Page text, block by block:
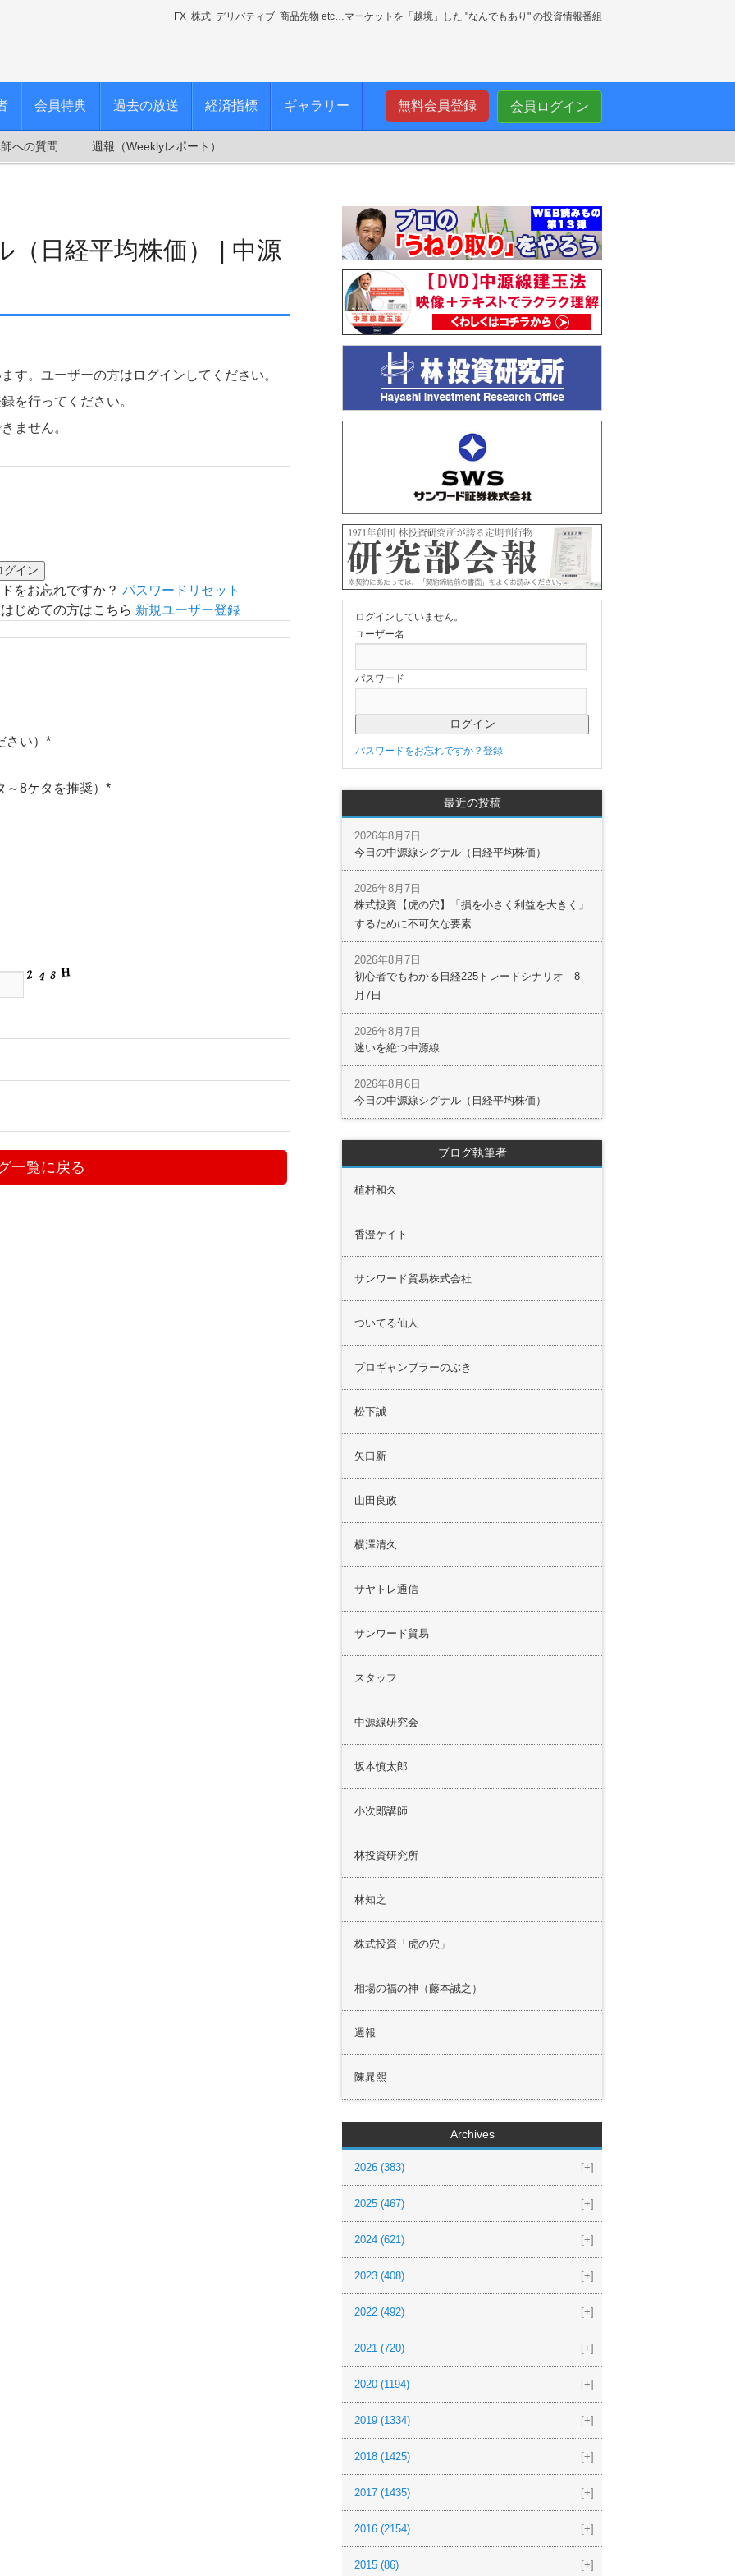
FX･株式･デリバティブ･商品先物 etc…マーケットを「越境」した "なんでもあり" の投資情報番組
会員ログイン
無料会員登録
会員特典 過去の放送 経済指標 ギャラリー
への質問 週報（Weeklyレポート）
（日経平均株価） | 中源
す。ユーザーの方はログインしてください。
を行ってください。
ません。
をお忘れですか？ パスワードリセット
はじめての方はこちら 新規ユーザー登録
い） *
8ケタを推奨） *
一覧に戻る
ログインしていません。
ユーザー名
パスワード
パスワードをお忘れですか？ 登録
最近の投稿
今日の中源線シグナル（日経平均株価）
2026年8月7日
株式投資【虎の穴】「損を小さく利益を大きく」
するために不可欠な要素
2026年8月7日
初心者でもわかる日経225トレードシナリオ 8
月7日
2026年8月7日
迷いを絶つ中源線
2026年8月7日
今日の中源線シグナル（日経平均株価）
2026年8月6日
ブログ執筆者
植村和久
香澄ケイト
サンワード貿易株式会社
ついてる仙人
プロギャンブラーのぶき
松下誠
矢口新
山田良政
横澤清久
サヤトレ通信
サンワード貿易
スタッフ
中源線研究会
坂本慎太郎
小次郎講師
林投資研究所
林知之
株式投資「虎の穴」
相場の福の神（藤本誠之）
週報
陳晁熙
Archives
[+]
2026 (383)
[+]
2025 (467)
[+]
2024 (621)
[+]
2023 (408)
[+]
2022 (492)
[+]
2021 (720)
[+]
2020 (1194)
[+]
2019 (1334)
[+]
2018 (1425)
[+]
2017 (1435)
[+]
2016 (2154)
[+]
2015 (86)